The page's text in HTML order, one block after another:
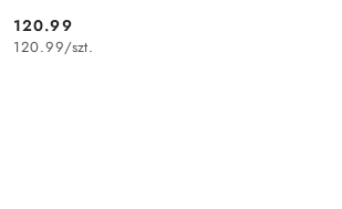
Cena:
120.99
120.99/szt.